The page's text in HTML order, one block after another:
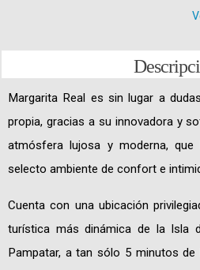
Margarita Real es sin lugar a
propia, gracias a su innovadora y
atmósfera lujosa y moderna,
selecto ambiente de confort e
Cuenta con una ubicación
turística más dinámica de la Isla
Pampatar, a tan sólo 5 minutos